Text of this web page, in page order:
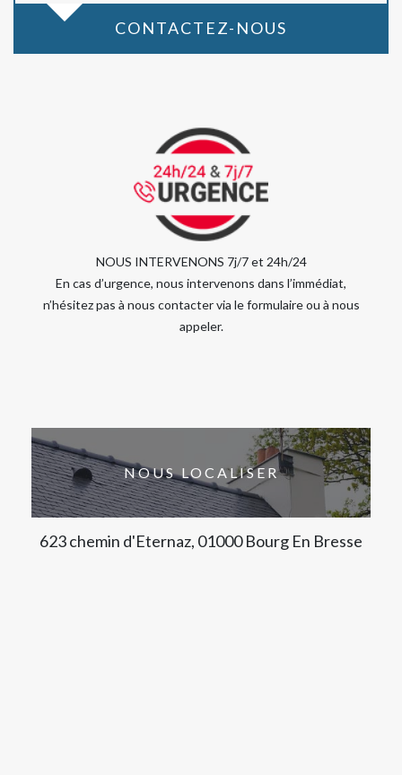
CONTACTEZ-NOUS
NOUS INTERVENONS 7j/7 et 24h/24
En cas d’urgence, nous intervenons dans l’immédiat,
n’hésitez pas à nous contacter via le formulaire ou à nous
appeler.
NOUS LOCALISER
623 chemin d'Eternaz, 01000 Bourg En Bresse